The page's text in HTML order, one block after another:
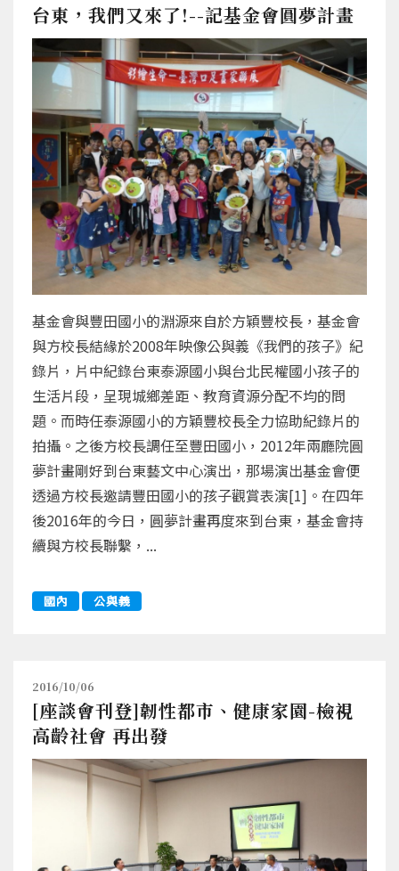
台東，我們又來了!--記基金會圓夢計畫
基金會與豐田國小的淵源來自於方穎豐校長，基金會
與方校長結緣於2008年映像公與義《我們的孩子》紀
錄片，片中紀錄台東泰源國小與台北民權國小孩子的
生活片段，呈現城鄉差距、教育資源分配不均的問
題。而時任泰源國小的方穎豐校長全力協助紀錄片的
拍攝。之後方校長調任至豐田國小，2012年兩廳院圓
夢計畫剛好到台東藝文中心演出，那場演出基金會便
透過方校長邀請豐田國小的孩子觀賞表演[1]。在四年
後2016年的今日，圓夢計畫再度來到台東，基金會持
續與方校長聯繫，...
國內 公與義
2016/10/06
[座談會刊登]韌性都市、健康家園-檢視
高齡社會 再出發